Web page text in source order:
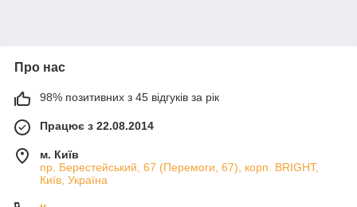
Про нас
98% позитивних з 45 відгуків за рік
Працює з 22.08.2014
м. Київ
пр. Берестейський, 67 (Перемоги, 67), корп. ВRIGHT,
Київ, Україна